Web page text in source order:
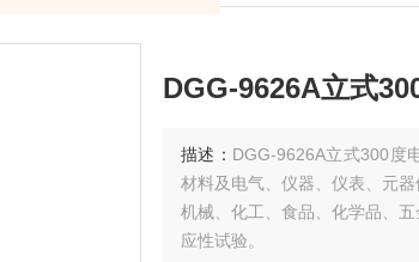
DGG-9626A立式
描述： DGG-9626A立式300度
材料及电气、仪器、仪表、元
机械、化工、食品、化学品、
应性试验。